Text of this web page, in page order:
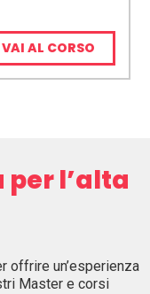
VAI AL CORSO
l’alta
offrire un’esperienza
Master e corsi